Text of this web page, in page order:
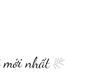
mới nhất